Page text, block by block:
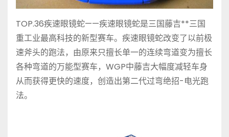
TOP.36疾速眼镜蛇——疾速眼镜蛇是三国藤吉**三国
重工业最高科技的新型赛车。疾速眼镜蛇改变了以前极
速斧头的跑法，由原来只擅长单一的连续弯道变为擅长
各种弯道的万能型赛车，WGP中藤吉大幅度减轻车身
从而获得更快的速度，创造出第二代过弯绝招-电光跑
法。